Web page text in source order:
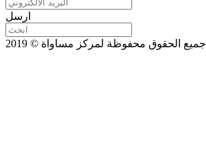
ارسل
جميع الحقوق محفوظة لمركز مساواة © 2019